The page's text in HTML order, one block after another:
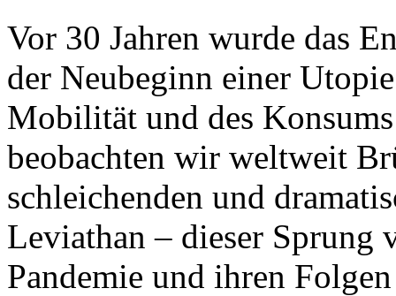
Vor 30 Jahren wurde das
der Neubeginn einer
Mobilität und des
beobachten wir weltweit
schleichenden und
Leviathan – dieser Sprung
Pandemie und ihren